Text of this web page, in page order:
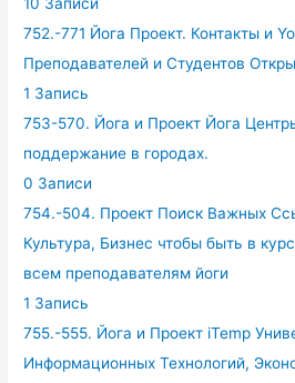
752.-771 Йога Проект. Контакты и
Преподавателей и Студентов
1 Запись
753-570. Йога и Проект Йога
поддержание в городах.
0 Записи
754.-504. Проект Поиск Важных
Культура, Бизнес чтобы быть в
всем преподавателям йоги
1 Запись
755.-555. Йога и Проект iTemp
Информационных Технологий,